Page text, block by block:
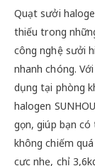
Quạt sưởi
thiếu trong
công nghệ sưởi
nhanh chóng.
dụng tại phòng
halogen
gọn, giúp bạn
không chiếm
cực nhẹ, chỉ